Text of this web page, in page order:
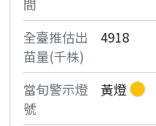
4918
黃燈